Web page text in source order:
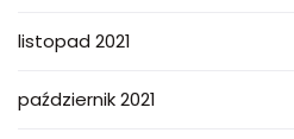
listopad 2021
październik 2021